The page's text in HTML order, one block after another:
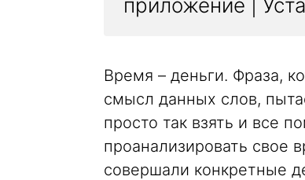
приложение |
Время – деньги. Фраза,
смысл данных слов,
просто так взять и все
проанализировать свое
совершали конкретные